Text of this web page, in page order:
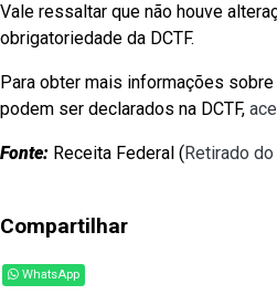
Vale ressaltar que não houve
obrigatoriedade da DCTF.
Para obter mais informações
podem ser declarados na DCTF,
Fonte: Receita Federal (Retirado
Compartilhar
WhatsApp